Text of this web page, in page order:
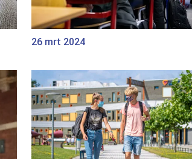
26 mrt 2024